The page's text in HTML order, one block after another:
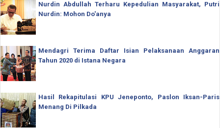
Nurdin Abdullah Terharu Kepedulian Masyarakat, Putri
Nurdin: Mohon Do'anya
Mendagri Terima Daftar Isian Pelaksanaan Anggaran
Tahun 2020 di Istana Negara
Hasil Rekapitulasi KPU Jeneponto, Paslon Iksan-Paris
Menang Di Pilkada